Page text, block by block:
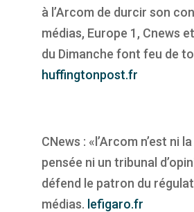
à l’Arcom de durcir son
médias, Europe 1, Cnews
du Dimanche font feu de
huffingtonpost.fr
CNews : «l’Arcom n’est ni
pensée ni un tribunal
défend le patron du
médias. lefigaro.fr